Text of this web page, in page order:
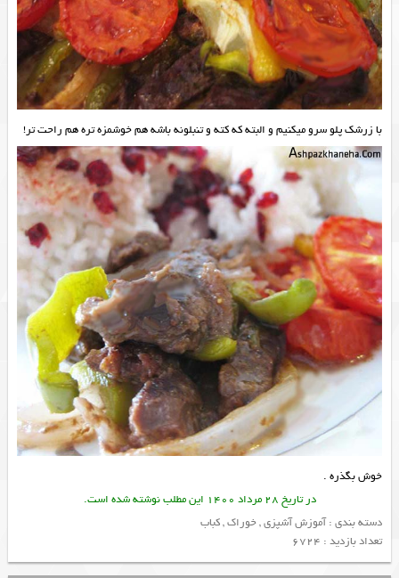
با زرشک پلو سرو میکنیم و البته که کته و تنبلونه باشه هم خوشمزه تره هم راحت تر!
خوش بگذره .
در تاریخ 28 مرداد 1400 این مطلب نوشته شده است.
دسته بندی :آموزش آشپزی,خوراک,کباب
تعداد بازدید : 6724